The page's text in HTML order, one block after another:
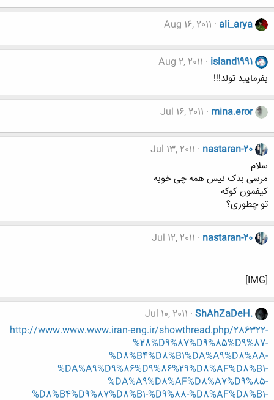
ali_arya
Aug 16, 2011
island1991
Aug 2, 2011
بفرمایید تولد!!!
mina.eror
Jul 16, 2011
nastaran-20
Jul 13, 2011
سلام
مرسی بدک نیس همه چی خوبه
کیفمون کوکه
تو چطوری؟
nastaran-20
Jul 12, 2011
[IMG]
ShAhZaDeH.
Jul 10, 2011
http://www.www.www.iran-eng.ir/showthread.php/286322-
%28%D9%87%D9%85%D9%87-
%D8%B4%D8%B1%DA%A9%D8%AA-
%DA%A9%D9%86%D9%86%29%D8%AF%D8%B1-
%DA%A9%D8%AF%D8%A7%D9%85-
%D8%B4%D9%87%D8%B1-%D9%88-%D8%AF%D8%B1-